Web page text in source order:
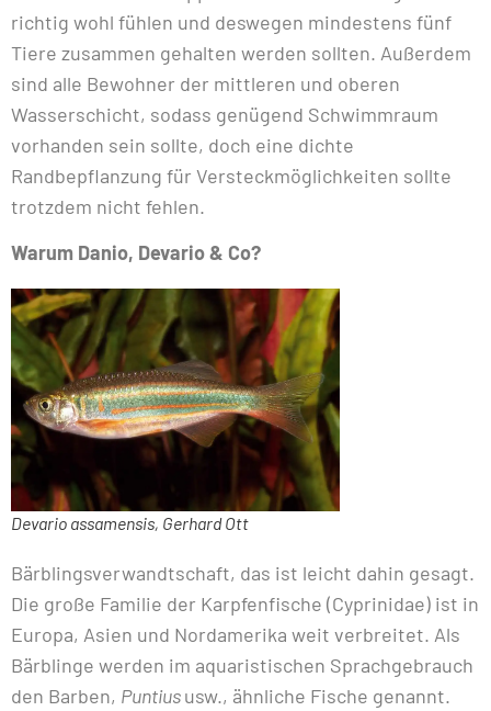
richtig wohl fühlen und deswegen mindestens fünf
Tiere zusammen gehalten werden sollten. Außerdem
sind alle Bewohner der mittleren und oberen
Wasserschicht, sodass genügend Schwimmraum
vorhanden sein sollte, doch eine dichte
Randbepflanzung für Versteckmöglichkeiten sollte
trotzdem nicht fehlen.
Warum Danio, Devario & Co?
Devario assamensis, Gerhard Ott
Bärblingsverwandtschaft, das ist leicht dahin gesagt.
Die große Familie der Karpfenfische (Cyprinidae) ist in
Europa, Asien und Nordamerika weit verbreitet. Als
Bärblinge werden im aquaristischen Sprachgebrauch
den Barben, Puntiususw., ähnliche Fische genannt.